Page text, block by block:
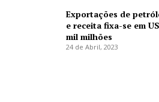
Exportações de
e receita fixa-se em
mil milhões
24 de Abril, 2023